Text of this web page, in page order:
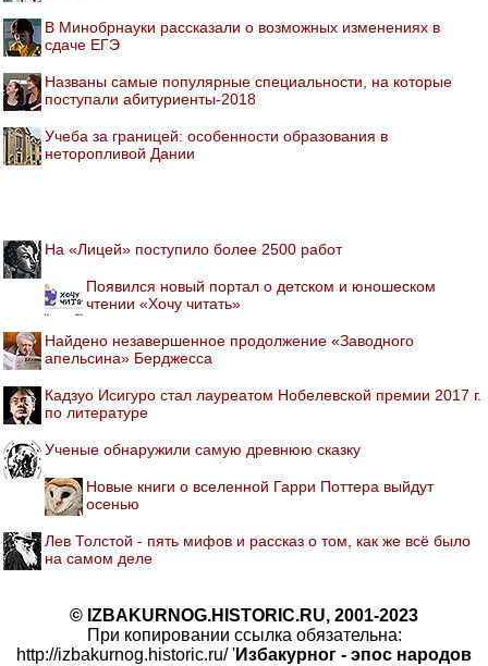
В Минобрнауки рассказали о возможных изменениях в
сдаче ЕГЭ
Названы самые популярные специальности, на которые
поступали абитуриенты-2018
Учеба за границей: особенности образования в
неторопливой Дании
На «Лицей» поступило более 2500 работ
Появился новый портал о детском и юношеском
чтении «Хочу читать»
Найдено незавершенное продолжение «Заводного
апельсина» Берджесса
Кадзуо Исигуро стал лауреатом Нобелевской премии 2017 г.
по литературе
Ученые обнаружили самую древнюю сказку
Новые книги о вселенной Гарри Поттера выйдут
осенью
Лев Толстой - пять мифов и рассказ о том, как же всё было
на самом деле
© IZBAKURNOG.HISTORIC.RU, 2001-2023
При копировании ссылка обязательна:
http://izbakurnog.historic.ru/ 'Избакурног - эпос народов